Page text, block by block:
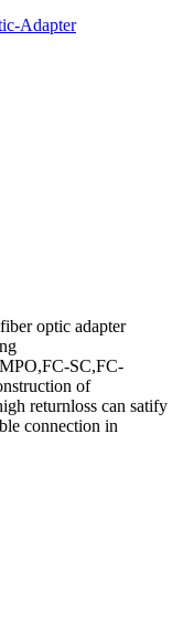
optic adapter
SC,FC-
of
returnloss can satify
connection in